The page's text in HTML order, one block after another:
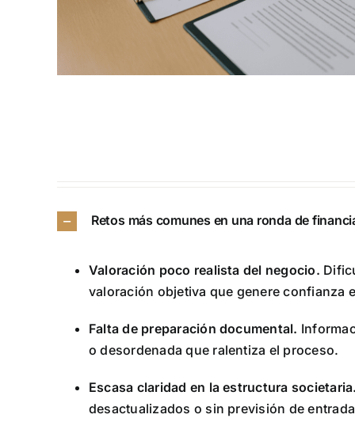
Retos más comunes en una ronda de
Valoración poco realista del negocio.
valoración objetiva que genere confianza
Falta de preparación documental.
o desordenada que ralentiza el proceso.
Escasa claridad en la estructura
desactualizados o sin previsión de